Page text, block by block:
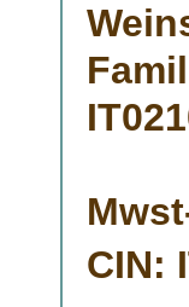
CIN: